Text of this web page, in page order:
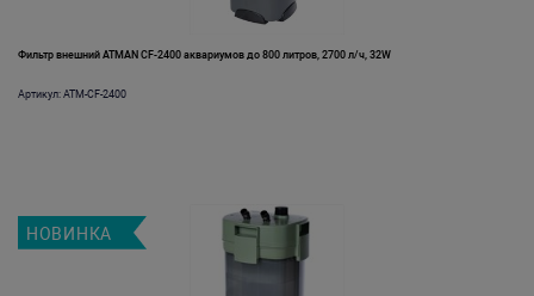
Фильтр внешний ATMAN CF-2400 аквариумов до 800 литров, 2700 л/ч, 32W
Артикул: ATM-CF-2400
НОВИНКА